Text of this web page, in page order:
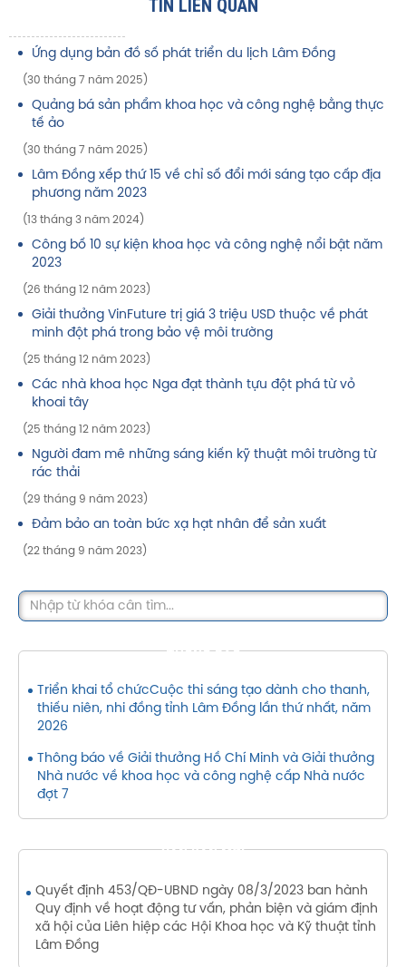
TIN LIÊN QUAN
Ứng dụng bản đồ số phát triển du lịch Lâm Đồng
(30 tháng 7 năm 2025)
Quảng bá sản phẩm khoa học và công nghệ bằng thực
tế ảo
(30 tháng 7 năm 2025)
Lâm Đồng xếp thứ 15 về chỉ số đổi mới sáng tạo cấp địa
phương năm 2023
(13 tháng 3 năm 2024)
Công bố 10 sự kiện khoa học và công nghệ nổi bật năm
2023
(26 tháng 12 năm 2023)
Giải thưởng VinFuture trị giá 3 triệu USD thuộc về phát
minh đột phá trong bảo vệ môi trường
(25 tháng 12 năm 2023)
Các nhà khoa học Nga đạt thành tựu đột phá từ vỏ
khoai tây
(25 tháng 12 năm 2023)
Người đam mê những sáng kiến kỹ thuật môi trường từ
rác thải
(29 tháng 9 năm 2023)
Đảm bảo an toàn bức xạ hạt nhân để sản xuất
(22 tháng 9 năm 2023)
THÔNG BÁO
Triển khai tổ chứcCuộc thi sáng tạo dành cho thanh,
thiếu niên, nhi đồng tỉnh Lâm Đồng lần thứ nhất, năm
2026
Thông báo về Giải thưởng Hồ Chí Minh và Giải thưởng
Nhà nước về khoa học và công nghệ cấp Nhà nước
đợt 7
VĂN BẢN MỚI
Quyết định 453/QĐ-UBND ngày 08/3/2023 ban hành
Quy định về hoạt động tư vấn, phản biện và giám định
xã hội của Liên hiệp các Hội Khoa học và Kỹ thuật tỉnh
Lâm Đồng